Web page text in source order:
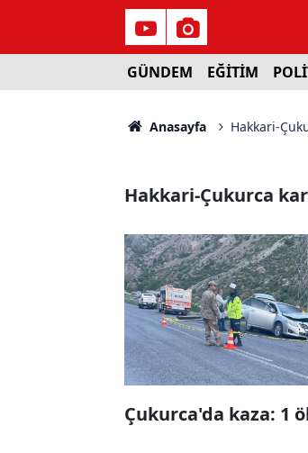
GÜNDEM EĞİTİM
Anasayfa Hakkari-
Hakkari-Çukurca
Çukurca'da kaza: 1